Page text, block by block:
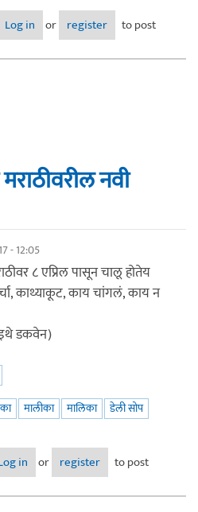
- झी मराठीवरील नवीन मालिका
Log in or register
to post
नवी
- 12:05
८ एप्रिल पासून चालू होतेय
काथ्याकूट, काय चांगलं, काय न
इथे डकवेन)
मालीका मालिका डेली सोप
झी मराठीवरील नवी मालिका
in or register
to post